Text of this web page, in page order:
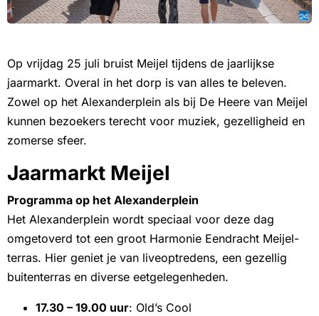
Op vrijdag 25 juli bruist Meijel tijdens de jaarlijkse
jaarmarkt. Overal in het dorp is van alles te beleven.
Zowel op het Alexanderplein als bij De Heere van Meijel
kunnen bezoekers terecht voor muziek, gezelligheid en
zomerse sfeer.
Jaarmarkt Meijel
Programma op het Alexanderplein
Het Alexanderplein wordt speciaal voor deze dag
omgetoverd tot een groot Harmonie Eendracht Meijel-
terras. Hier geniet je van liveoptredens, een gezellig
buitenterras en diverse eetgelegenheden.
17.30 – 19.00 uur: Old’s Cool